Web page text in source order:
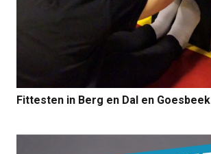
Fittesten in Berg en Dal en Goesbeek